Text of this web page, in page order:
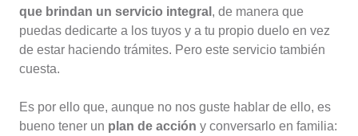
que brindan un servicio integral , de manera que
puedas dedicarte a los tuyos y a tu propio duelo en vez
de estar haciendo trámites. Pero este servicio también
cuesta.
Es por ello que, aunque no nos guste hablar de ello, es
bueno tener un plan de acción y conversarlo en familia: